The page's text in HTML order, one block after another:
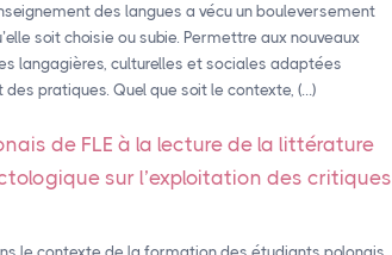
des langues a vécu un bouleversement
soit choisie ou subie. Permettre aux nouveaux
langagières, culturelles et sociales adaptées
pratiques. Quel que soit le contexte, (…)
de FLE à la lecture de la littérature
sur l’exploitation des critiques